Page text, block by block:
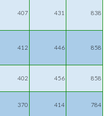
407 431 838
412 446 858
402 456 858
370 414 784